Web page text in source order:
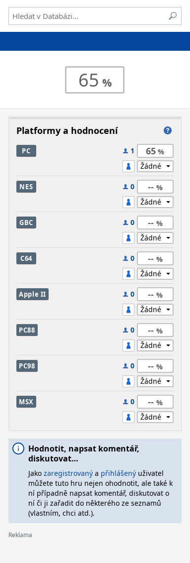
65
Platformy a hodnocení
PC 1 65
NES 0 --
GBC 0 --
C64 0 --
Apple II 0 --
PC88 0 --
PC98 0 --
MSX 0 --
Hodnotit, napsat komentář,
diskutovat…
Jako zaregistrovanýa přihlášenýuživatel
můžete tuto hru nejen ohodnotit, ale také k
ní případně napsat komentář, diskutovat o
ní či ji zařadit do některého ze seznamů
(vlastním, chci atd.).